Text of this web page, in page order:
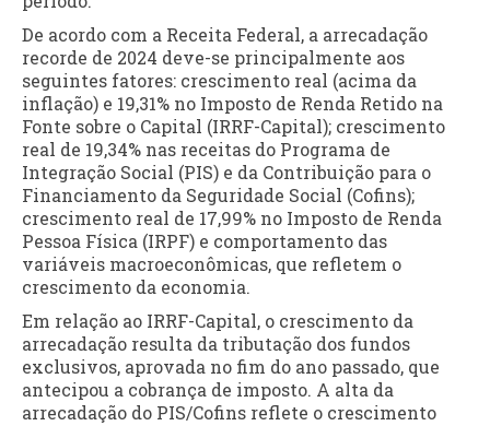
De acordo com a Receita Federal, a arrecadação
recorde de 2024 deve-se principalmente aos
seguintes fatores: crescimento real (acima da
inflação) e 19,31% no Imposto de Renda Retido na
Fonte sobre o Capital (IRRF-Capital); crescimento
real de 19,34% nas receitas do Programa de
Integração Social (PIS) e da Contribuição para o
Financiamento da Seguridade Social (Cofins);
crescimento real de 17,99% no Imposto de Renda
Pessoa Física (IRPF) e comportamento das
variáveis macroeconômicas, que refletem o
crescimento da economia.
Em relação ao IRRF-Capital, o crescimento da
arrecadação resulta da tributação dos fundos
exclusivos, aprovada no fim do ano passado, que
antecipou a cobrança de imposto. A alta da
arrecadação do PIS/Cofins reflete o crescimento